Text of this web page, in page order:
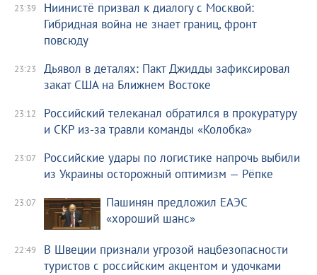
23:39
Ниинистё призвал к диалогу с Москвой:
Гибридная война не знает границ, фронт
повсюду
23:23
Дьявол в деталях: Пакт Джидды зафиксировал
закат США на Ближнем Востоке
23:12
Российский телеканал обратился в прокуратуру
и СКР из-за травли команды «Колобка»
23:07
Российские удары по логистике напрочь выбили
из Украины осторожный оптимизм — Рёпке
23:07
Пашинян предложил ЕАЭС
«хороший шанс»
22:49
В Швеции признали угрозой нацбезопасности
туристов с российским акцентом и удочками